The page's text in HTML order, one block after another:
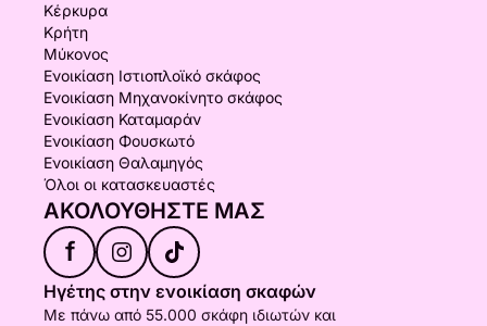
Κέρκυρα
Κρήτη
Μύκονος
Ενοικίαση Ιστιοπλοϊκό σκάφος
Ενοικίαση Μηχανοκίνητο σκάφος
Ενοικίαση Καταμαράν
Ενοικίαση Φουσκωτό
Ενοικίαση Θαλαμηγός
Όλοι οι κατασκευαστές
ΑΚΟΛΟΥΘΉΣΤΕ ΜΑΣ
f
Ηγέτης στην ενοικίαση σκαφών
Με πάνω από 55.000 σκάφη ιδιωτών και